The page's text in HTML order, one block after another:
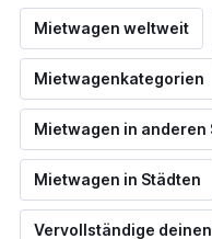
Mietwagen weltweit
Mietwagenkategorien
Mietwagen in anderen
Mietwagen in Städten
Vervollständige